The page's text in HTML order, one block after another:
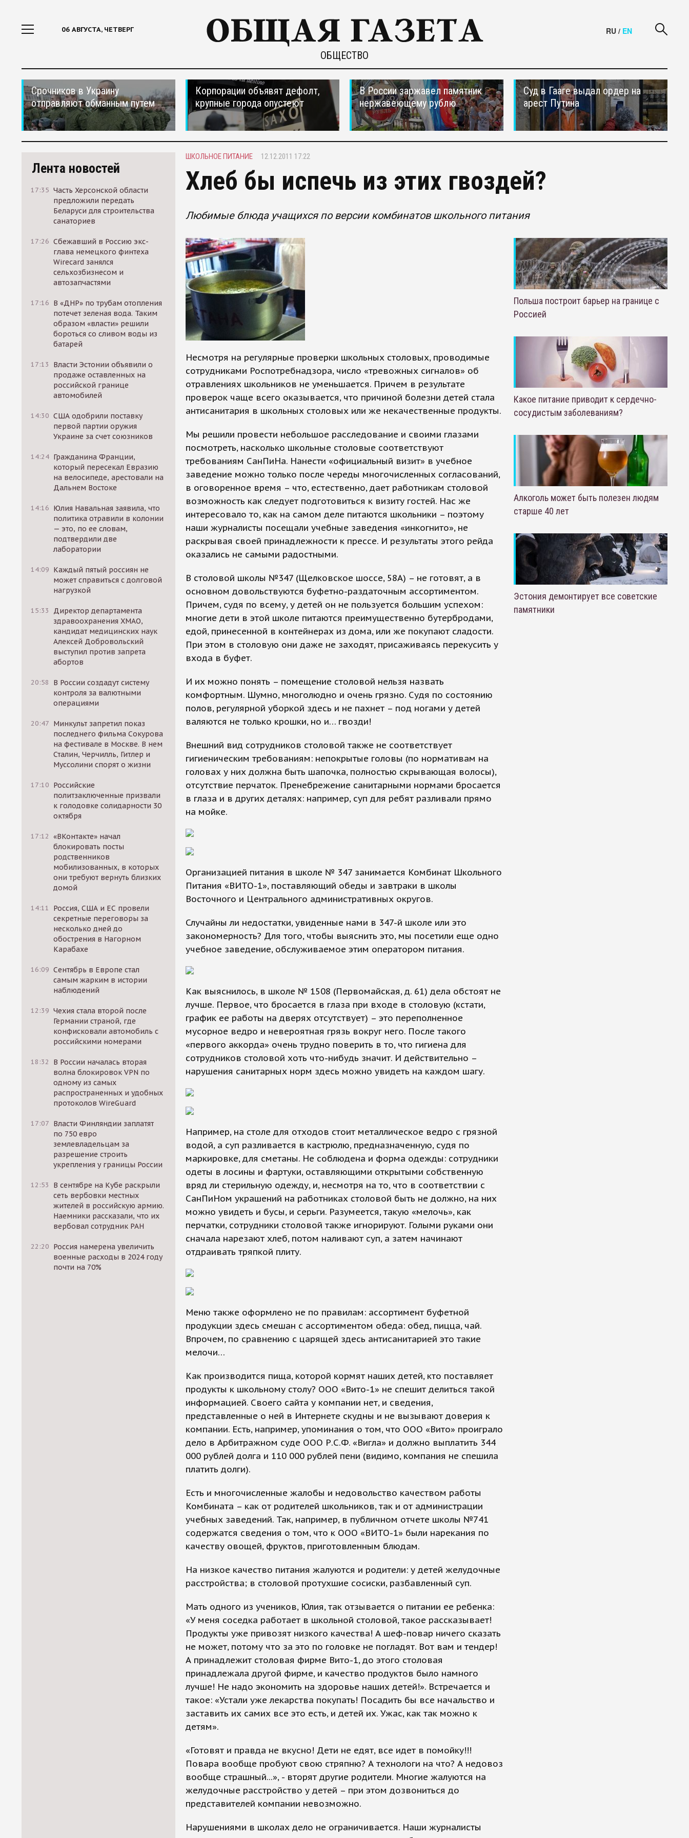
06 АВГУСТА, ЧЕТВЕРГ
ОБЩЕСТВО
RU / EN
Срочников в Украину
отправляют обманным путем
Корпорации объявят дефолт,
крупные города опустеют
В России заржавел памятник
нержавеющему рублю
Суд в Гааге выдал ордер на
арест Путина
Лента новостей
17:35 Часть Херсонской области
предложили передать
Беларуси для строительства
санаториев
17:26 Сбежавший в Россию экс-
глава немецкого финтеха
Wirecard занялся
сельхозбизнесом и
автозапчастями
17:16 В «ДНР» по трубам отопления
потечет зеленая вода. Таким
образом «власти» решили
бороться со сливом воды из
батарей
17:13
Власти Эстонии объявили о
продаже оставленных на
российской границе
автомобилей
14:30 США одобрили поставку
первой партии оружия
Украине за счет союзников
14:24 Гражданина Франции,
который пересекал Евразию
на велосипеде, арестовали на
Дальнем Востоке
14:16 Юлия Навальная заявила, что
политика отравили в колонии
— это, по ее словам,
подтвердили две
лаборатории
14:09 Каждый пятый россиян не
может справиться с долговой
нагрузкой
15:33
Директор департамента
здравоохранения ХМАО,
кандидат медицинских наук
Алексей Добровольский
выступил против запрета
абортов
20:58
В России создадут систему
контроля за валютными
операциями
20:47 Минкульт запретил показ
последнего фильма Сокурова
на фестивале в Москве. В нем
Сталин, Черчилль, Гитлер и
Муссолини спорят о жизни
17:10 Российские
политзаключенные призвали
к голодовке солидарности 30
октября
17:12 «ВКонтакте» начал
блокировать посты
родственников
мобилизованных, в которых
они требуют вернуть близких
домой
14:11
Россия, США и ЕС провели
секретные переговоры за
несколько дней до
обострения в Нагорном
Карабахе
16:09 Сентябрь в Европе стал
самым жарким в истории
наблюдений
12:39 Чехия стала второй после
Германии страной, где
конфисковали автомобиль с
российскими номерами
18:32
В России началась вторая
волна блокировок VPN по
одному из самых
распространенных и удобных
протоколов WireGuard
17:07 Власти Финляндии заплатят
по 750 евро
землевладельцам за
разрешение строить
укрепления у границы России
12:53
В сентябре на Кубе раскрыли
сеть вербовки местных
жителей в российскую армию.
Наемники рассказали, что их
вербовал сотрудник РАН
22:20 Россия намерена увеличить
военные расходы в 2024 году
почти на 70%
ШКОЛЬНОЕ ПИТАНИЕ 12.12.2011 17:22
Хлеб бы испечь из этих гвоздей?
Любимые блюда учащихся по версии комбинатов школьного питания
Несмотря на регулярные проверки школьных столовых, проводимые
сотрудниками Роспотребнадзора, число «тревожных сигналов» об
отравлениях школьников не уменьшается. Причем в результате
проверок чаще всего оказывается, что причиной болезни детей стала
антисанитария в школьных столовых или же некачественные продукты.
Мы решили провести небольшое расследование и своими глазами
посмотреть, насколько школьные столовые соответствуют
требованиям СанПиНа. Нанести «официальный визит» в учебное
заведение можно только после череды многочисленных согласований,
в оговоренное время – что, естественно, дает работникам столовой
возможность как следует подготовиться к визиту гостей. Нас же
интересовало то, как на самом деле питаются школьники – поэтому
наши журналисты посещали учебные заведения «инкогнито», не
раскрывая своей принадлежности к прессе. И результаты этого рейда
оказались не самыми радостными.
В столовой школы №347 (Щелковское шоссе, 58А) – не готовят, а в
основном довольствуются буфетно-раздаточным ассортиментом.
Причем, судя по всему, у детей он не пользуется большим успехом:
многие дети в этой школе питаются преимущественно бутербродами,
едой, принесенной в контейнерах из дома, или же покупают сладости.
При этом в столовую они даже не заходят, присаживаясь перекусить у
входа в буфет.
И их можно понять – помещение столовой нельзя назвать
комфортным. Шумно, многолюдно и очень грязно. Судя по состоянию
полов, регулярной уборкой здесь и не пахнет – под ногами у детей
валяются не только крошки, но и… гвозди!
Внешний вид сотрудников столовой также не соответствует
гигиеническим требованиям: непокрытые головы (по нормативам на
головах у них должна быть шапочка, полностью скрывающая волосы),
отсутствие перчаток. Пренебрежение санитарными нормами бросается
в глаза и в других деталях: например, суп для ребят разливали прямо
на мойке.
Организацией питания в школе № 347 занимается Комбинат Школьного
Питания «ВИТО-1», поставляющий обеды и завтраки в школы
Восточного и Центрального административных округов.
Случайны ли недостатки, увиденные нами в 347-й школе или это
закономерность? Для того, чтобы выяснить это, мы посетили еще одно
учебное заведение, обслуживаемое этим оператором питания.
Как выяснилось, в школе № 1508 (Первомайская, д. 61) дела обстоят не
лучше. Первое, что бросается в глаза при входе в столовую (кстати,
график ее работы на дверях отсутствует) – это переполненное
мусорное ведро и невероятная грязь вокруг него. После такого
«первого аккорда» очень трудно поверить в то, что гигиена для
сотрудников столовой хоть что-нибудь значит. И действительно –
нарушения санитарных норм здесь можно увидеть на каждом шагу.
Например, на столе для отходов стоит металлическое ведро с грязной
водой, а суп разливается в кастрюлю, предназначенную, судя по
маркировке, для сметаны. Не соблюдена и форма одежды: сотрудники
одеты в лосины и фартуки, оставляющими открытыми собственную
вряд ли стерильную одежду, и, несмотря на то, что в соответствии с
СанПиНом украшений на работниках столовой быть не должно, на них
можно увидеть и бусы, и серьги. Разумеется, такую «мелочь», как
перчатки, сотрудники столовой также игнорируют. Голыми руками они
сначала нарезают хлеб, потом наливают суп, а затем начинают
отдраивать тряпкой плиту.
Меню также оформлено не по правилам: ассортимент буфетной
продукции здесь смешан с ассортиментом обеда: обед, пицца, чай.
Впрочем, по сравнению с царящей здесь антисанитарией это такие
мелочи…
Как производится пища, которой кормят наших детей, кто поставляет
продукты к школьному столу? ООО «Вито-1» не спешит делиться такой
информацией. Своего сайта у компании нет, и сведения,
представленные о ней в Интернете скудны и не вызывают доверия к
компании. Есть, например, упоминания о том, что ООО «Вито» проиграло
дело в Арбитражном суде ООО Р.С.Ф. «Вигла» и должно выплатить 344
000 рублей долга и 110 000 рублей пени (видимо, компания не спешила
платить долги).
Есть и многочисленные жалобы и недовольство качеством работы
Комбината – как от родителей школьников, так и от администрации
учебных заведений. Так, например, в публичном отчете школы №741
содержатся сведения о том, что к ООО «ВИТО-1» были нарекания по
качеству овощей, фруктов, приготовленным блюдам.
На низкое качество питания жалуются и родители: у детей желудочные
расстройства; в столовой протухшие сосиски, разбавленный суп.
Мать одного из учеников, Юлия, так отзывается о питании ее ребенка:
«У меня соседка работает в школьной столовой, такое рассказывает!
Продукты уже привозят низкого качества! А шеф-повар ничего сказать
не может, потому что за это по головке не погладят. Вот вам и тендер!
А принадлежит столовая фирме Вито-1, до этого столовая
принадлежала другой фирме, и качество продуктов было намного
лучше! Не надо экономить на здоровье наших детей!». Встречается и
такое: «Устали уже лекарства покупать! Посадить бы все начальство и
заставить их самих все это есть, и детей их. Ужас, как так можно к
детям».
«Готовят и правда не вкусно! Дети не едят, все идет в помойку!!!
Повара вообще пробуют свою стряпню? А технологи на что? А недовоз
вообще страшный...», - вторят другие родители. Многие жалуются на
желудочные расстройство у детей – при этом дозвониться до
представителей компании невозможно.
Нарушениями в школах дело не ограничивается. Наши журналисты
Польша построит барьер на границе с
Россией
Какое питание приводит к сердечно-
сосудистым заболеваниям?
Алкоголь может быть полезен людям
старше 40 лет
Эстония демонтирует все советские
памятники